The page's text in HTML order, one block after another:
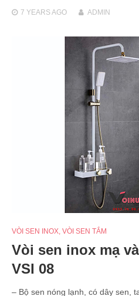
7 YEARSAGO ADMIN
VÒI SEN INOX, VÒI SEN TẮM
Vòi sen inox mạ
VSI 08
– Bộ sen nóng lạnh, có dây sen,